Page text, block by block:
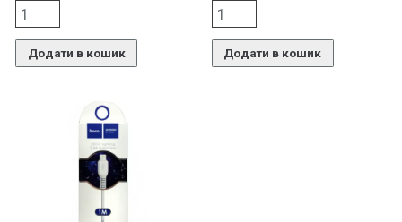
Додати в кошик Додати в кошик